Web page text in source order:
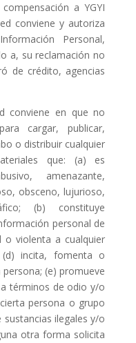
a YGYI
conviene y autoriza
Personal,
a, su reclamación no
de crédito, agencias
conviene en que no
cargar, publicar,
o distribuir cualquier
que: (a) es
amenazante,
obsceno, lujurioso,
(b) constituye
personal de
violenta a cualquier
incita, fomenta o
(e) promueve
términos de odio y/o
persona o grupo
ilegales y/o
otra forma solicita